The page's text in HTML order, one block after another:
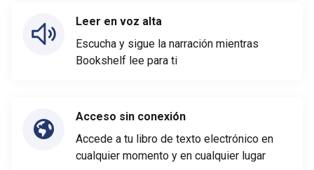
Leer en voz alta
Escucha y sigue la narración mientras
Bookshelf lee para ti
Acceso sin conexión
Accede a tu libro de texto electrónico en
cualquier momento y en cualquier lugar